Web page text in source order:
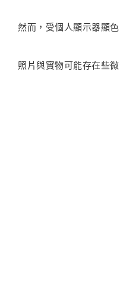
然而，受個人顯示器顯
照片與實物可能存在些